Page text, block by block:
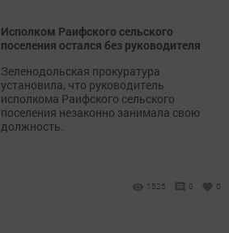
Исполком Раифского сельского
поселения остался без руководителя
Зеленодольская прокуратура
установила, что руководитель
исполкома Раифского сельского
поселения незаконно занимала свою
должность.
1525 0 0